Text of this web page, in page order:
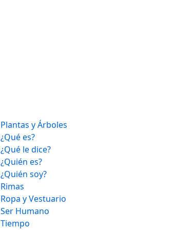
Plantas y Árboles
¿Qué es?
¿Qué le dice?
¿Quién es?
¿Quién soy?
Rimas
Ropa y Vestuario
Ser Humano
Tiempo